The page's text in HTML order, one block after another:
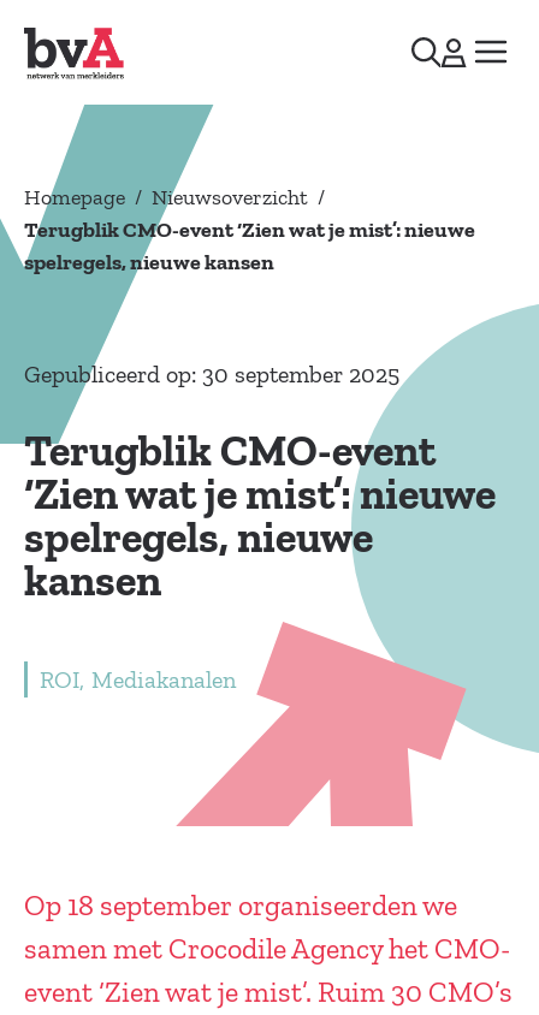
Homepage / Nieuwsoverzicht /
Terugblik CMO-event ‘Zien wat je mist’: nieuwe
spelregels, nieuwe kansen
Gepubliceerd op: 30 september 2025
Terugblik CMO-event
‘Zien wat je mist’: nieuwe
spelregels, nieuwe
kansen
ROI Mediakanalen
Op 18 september organiseerden we
samen met Crocodile Agency het CMO-
event ‘Zien wat je mist’. Ruim 30 CMO’s